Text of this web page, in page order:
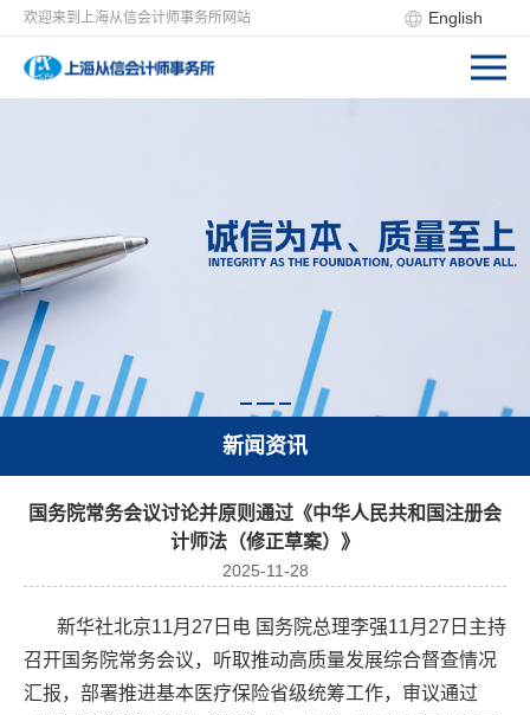
欢迎来到上海从信会计师事务所网站 English
新闻资讯
国务院常务会议讨论并原则通过《中华人民共和国注册会
计师法（修正草案）》
2025-11-28
新华社北京11月27日电 国务院总理李强11月27日主持
召开国务院常务会议，听取推动高质量发展综合督查情况
汇报，部署推进基本医疗保险省级统筹工作，审议通过